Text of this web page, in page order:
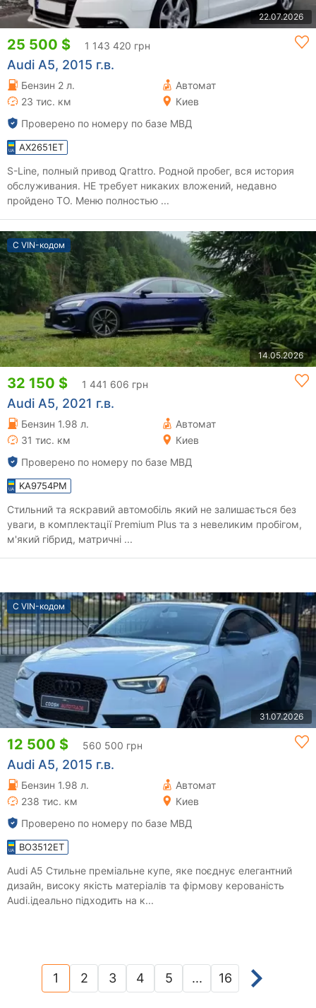
22.07.2026
25 500 $ 1 143 420 грн
Audi A5, 2015 г.в.
Бензин 2 л.
Автомат
23 тис. км
Киев
Проверено по номеру по базе МВД
AX2651ET
S-Line, полный привод Qгattro. Родной пробег, вся история
обслуживания. НЕ требует никаких вложений, недавно
пройдено ТО. Меню полностью ...
С VIN-кодом
14.05.2026
32 150 $ 1 441 606 грн
Audi A5, 2021 г.в.
Бензин 1.98 л.
Автомат
31 тис. км
Киев
Проверено по номеру по базе МВД
KA9754PM
Стильний та яскравий автомобіль який не залишається без
уваги, в комплектації Premium Plus та з невеликим пробігом,
м'який гібрид, матричні ...
С VIN-кодом
31.07.2026
12 500 $ 560 500 грн
Audi A5, 2015 г.в.
Бензин 1.98 л.
Автомат
238 тис. км
Киев
Проверено по номеру по базе МВД
BO3512ET
Audi A5 Стильне преміальне купе, яке поєднує елегантний
дизайн, високу якість матеріалів та фірмову керованість
Audi.ідеально підходить на к...
1(current)
2 3 4 5 ... 16